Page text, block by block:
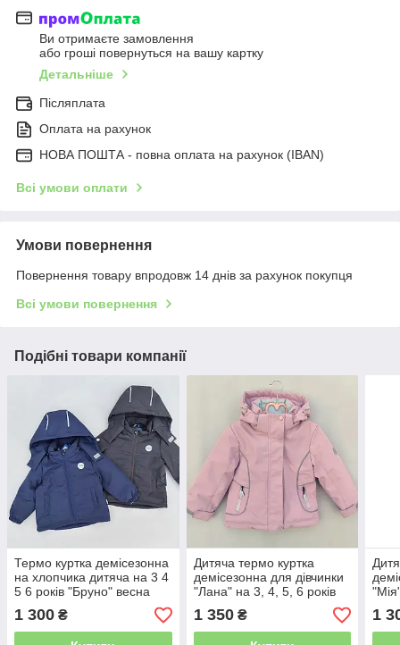
Ви отримаєте замовлення
або гроші повернуться на вашу картку
Детальніше
Післяплата
Оплата на рахунок
НОВА ПОШТА - повна оплата на рахунок (IBAN)
Всі умови оплати
Умови повернення
Повернення товару впродовж 14 днів за рахунок покупця
Всі умови повернення
Подібні товари компанії
Термо куртка демісезонна
на хлопчика дитяча на 3 4
5 6 років "Бруно" весна
1 300 ₴
Дитяча термо куртка
демісезонна для дівчинки
"Лана" на 3, 4, 5, 6 років
весна осінь демі стильна
мембрана
1 350₴ 1